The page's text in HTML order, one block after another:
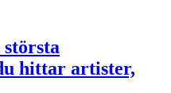
hittar artister,